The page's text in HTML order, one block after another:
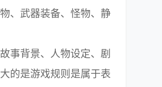
、武器装备、怪物、静
背景、人物设定、剧
的是游戏规则是属于表